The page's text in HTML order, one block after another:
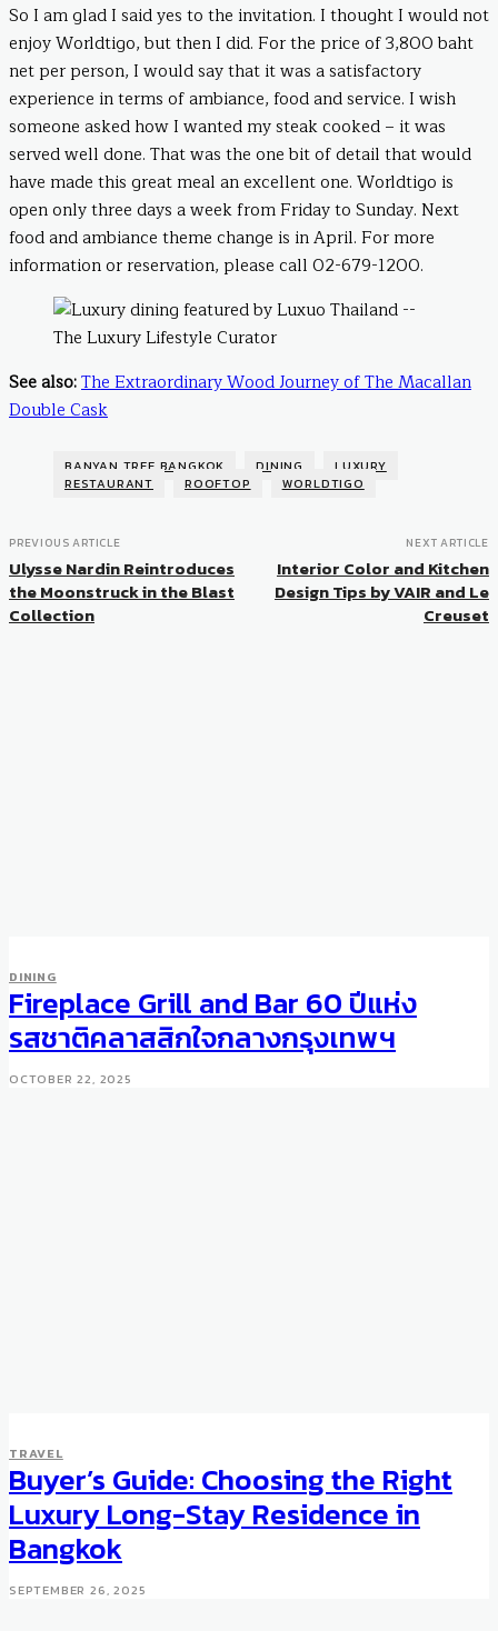
So I am glad I said yes to the invitation. I thought I would not
enjoy Worldtigo, but then I did. For the price of 3,800 baht
net per person, I would say that it was a satisfactory
experience in terms of ambiance, food and service. I wish
someone asked how I wanted my steak cooked – it was
served well done. That was the one bit of detail that would
have made this great meal an excellent one. Worldtigo is
open only three days a week from Friday to Sunday. Next
food and ambiance theme change is in April. For more
information or reservation, please call 02-679-1200.
See also:The Extraordinary Wood Journey of The Macallan
Double Cask
BANYAN TREE BANGKOK DINING
LUXURY
RESTAURANT
ROOFTOP WORLDTIGO
PREVIOUS ARTICLE
Ulysse Nardin Reintroduces
the Moonstruck in the Blast
Collection
NEXT ARTICLE
Interior Color and Kitchen
Design Tips by VAIR and Le
Creuset
DINING
Fireplace Grill and Bar 60 ปีแห่ง
รสชาติคลาสสิกใจกลางกรุงเทพฯ
OCTOBER 22, 2025
TRAVEL
Buyer’s Guide: Choosing the Right
Luxury Long-Stay Residence in
Bangkok
SEPTEMBER 26, 2025